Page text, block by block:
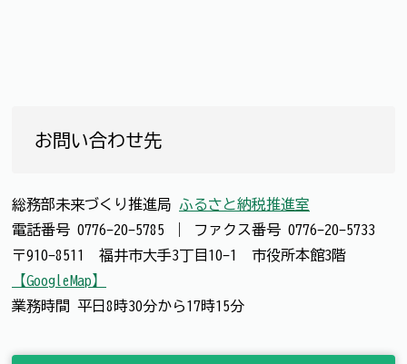
お問い合わせ先
総務部未来づくり推進局 ふるさと納税推進室
電話番号 0776-20-5785 ファクス番号 0776-20-5733
〒910-8511 福井市大手3丁目10-1 市役所本館3階
【GoogleMap】
業務時間 平日8時30分から17時15分